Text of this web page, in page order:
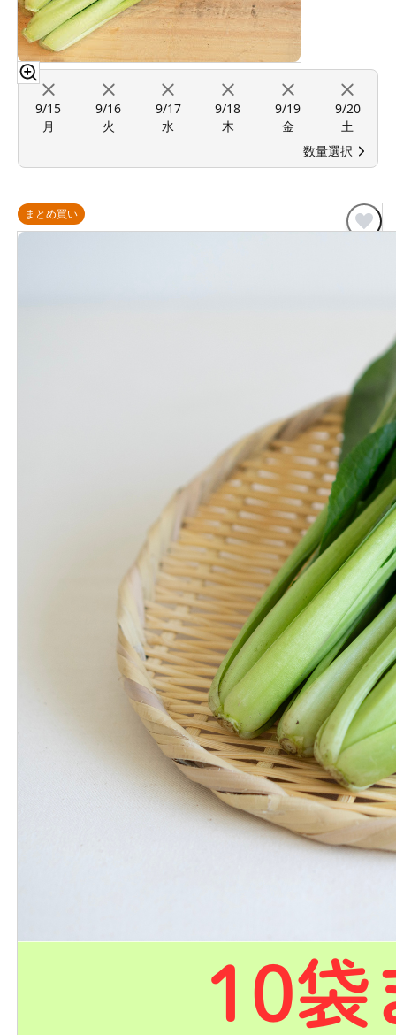
9/15
月
9/16
火
9/17
水
9/18
木
9/19
金
9/20
土
数量選択
まとめ買い